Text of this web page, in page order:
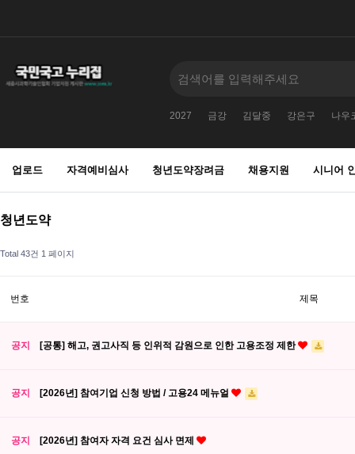
2027 금강 김달중 강은구 나우
업로드 자격예비심사 청년도약장려금 채용지원 시니어
청년도약
Total 43건 1 페이지
번호 제목
공지 [공통] 해고, 권고사직 등 인위적 감원으로 인한 고용조정 제한
공지 [2026년] 참여기업 신청 방법 / 고용24 메뉴얼
공지 [2026년] 참여자 자격 요건 심사 면제